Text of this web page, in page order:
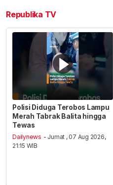
Republika TV
Polisi Diduga Terobos Lampu
Merah Tabrak Balita hingga
Tewas
Dailynews - Jumat , 07 Aug 2026,
21:15 WIB